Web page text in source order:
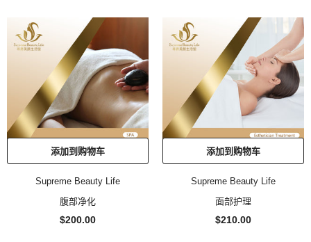
添加到购物车
Supreme Beauty Life
腹部净化
$200.00
添加到购物车
Supreme Beauty Life
面部护理
$210.00